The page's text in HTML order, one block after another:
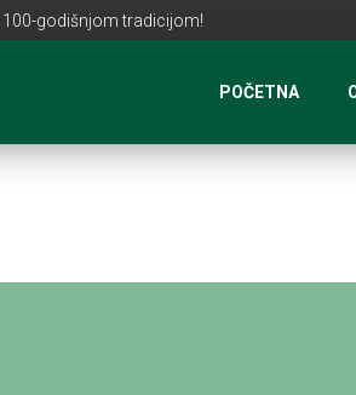
godišnjom tradicijom!
POČETNA